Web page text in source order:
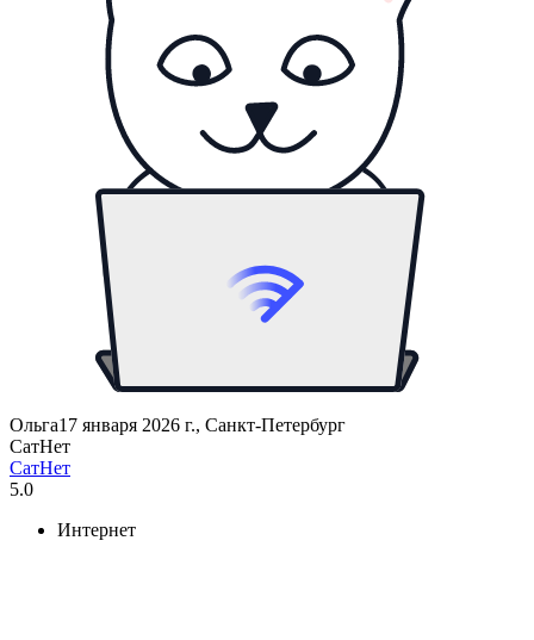
Ольга17 января 2026 г., Санкт-Петербург
СатНет
СатНет
5.0
Интернет